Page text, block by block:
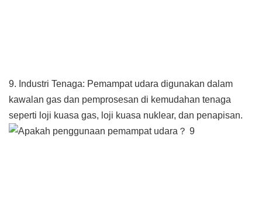
9. Industri Tenaga: Pemampat udara digunakan dalam
kawalan gas dan pemprosesan di kemudahan tenaga
seperti loji kuasa gas, loji kuasa nuklear, dan penapisan.